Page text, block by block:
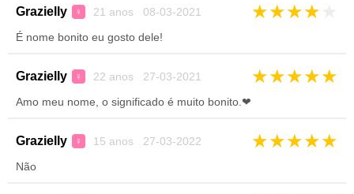
Grazielly ♀ 21 anos 08-03-2021 ★★★★
É nome bonito eu gosto dele!
Grazielly ♀ 22 anos 27-03-2021 ★★★★★
Amo meu nome, o significado é muito bonito.❤
Grazielly ♀ 15 anos 27-03-2022 ★★★★★
Não